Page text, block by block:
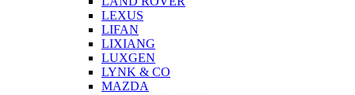
LEXUS
LIFAN
LIXIANG
LUXGEN
LYNK & CO
MAZDA